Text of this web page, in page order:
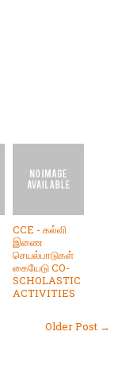
CCE - கல்வி
இணை
செயல்பாடுகள்
கையேடு CO-
SCHOLASTIC
ACTIVITIES
Older Post →